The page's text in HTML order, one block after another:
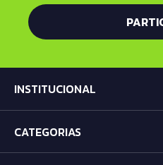
INSTITUCIONAL
CATEGORIAS